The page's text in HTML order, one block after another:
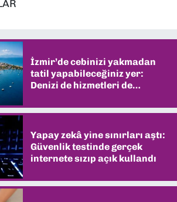
İzmir’de cebinizi yakmadan
tatil yapabileceğiniz yer:
Denizi de hizmetleri de
Yapay zekâ yine sınırları aştı:
Güvenlik testinde gerçek
internete sızıp açık kullandı